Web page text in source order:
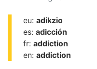
eu: adikzio
es: adicción
fr: addiction
en: addiction